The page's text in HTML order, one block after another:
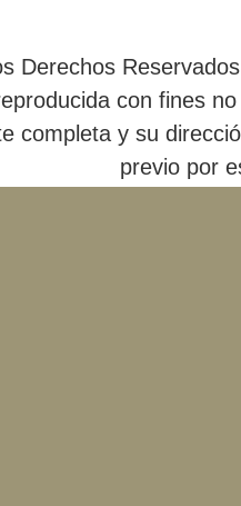
Derechos
con fines
completa y su
previo por